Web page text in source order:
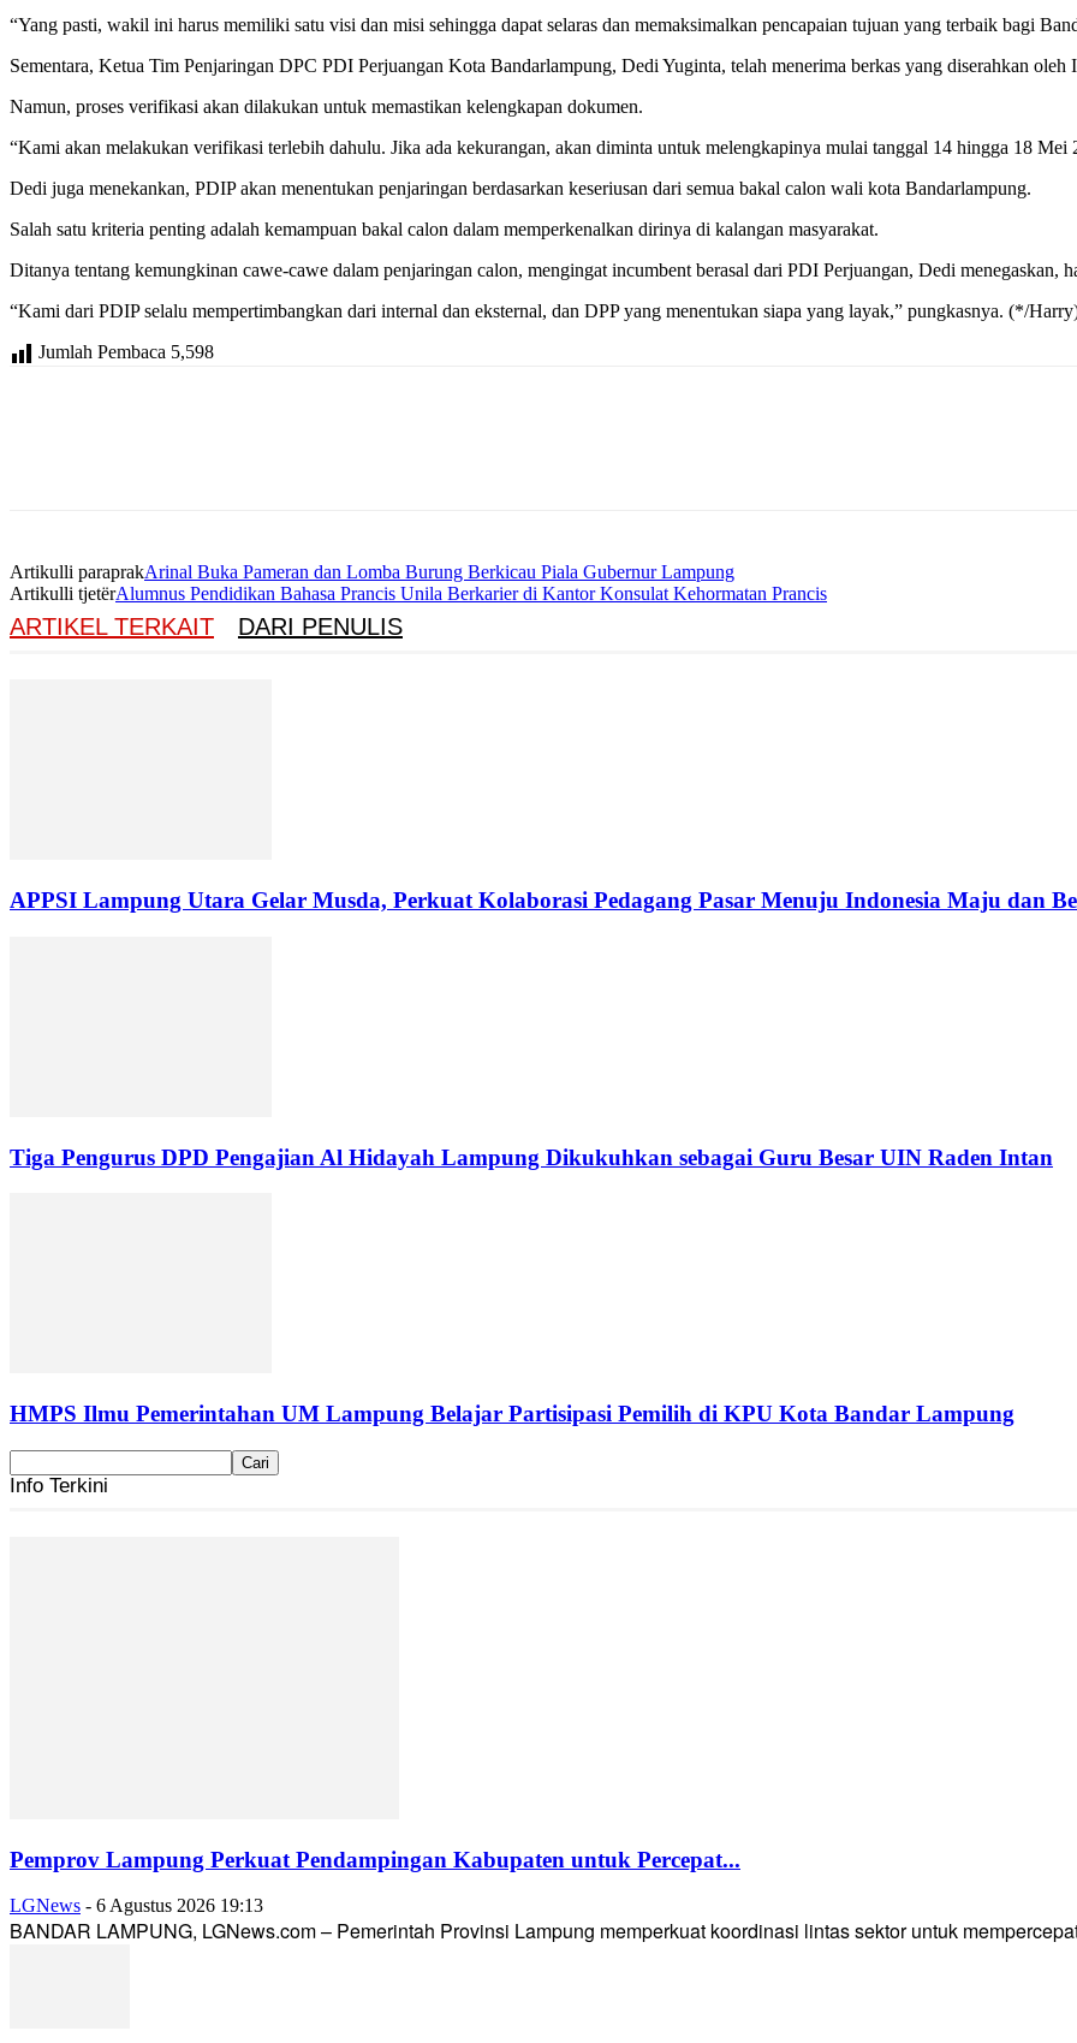
“Yang pasti, wakil ini harus memiliki satu visi dan misi sehingga dapat selaras dan memaksimalkan pencapaian tujuan yang terbaik bagi
Sementara, Ketua Tim Penjaringan DPC PDI Perjuangan Kota Bandarlampung, Dedi Yuginta, telah menerima berkas yang diserahkan oleh
Namun, proses verifikasi akan dilakukan untuk memastikan kelengkapan dokumen.
“Kami akan melakukan verifikasi terlebih dahulu. Jika ada kekurangan, akan diminta untuk melengkapinya mulai tanggal 14 hingga 18 Mei
Dedi juga menekankan, PDIP akan menentukan penjaringan berdasarkan keseriusan dari semua bakal calon wali kota Bandarlampung.
Salah satu kriteria penting adalah kemampuan bakal calon dalam memperkenalkan dirinya di kalangan masyarakat.
Ditanya tentang kemungkinan cawe-cawe dalam penjaringan calon, mengingat incumbent berasal dari PDI Perjuangan, Dedi menegaskan,
“Kami dari PDIP selalu mempertimbangkan dari internal dan eksternal, dan DPP yang menentukan siapa yang layak,” pungkasnya. (*/
Jumlah Pembaca 5,598
Artikulli paraprakArinal Buka Pameran dan Lomba Burung Berkicau Piala Gubernur Lampung
Artikulli tjetërAlumnus Pendidikan Bahasa Prancis Unila Berkarier di Kantor Konsulat Kehormatan Prancis
ARTIKEL TERKAIT DARI PENULIS
APPSI Lampung Utara Gelar Musda, Perkuat Kolaborasi Pedagang Pasar Menuju Indonesia Maju dan
Tiga Pengurus DPD Pengajian Al Hidayah Lampung Dikukuhkan sebagai Guru Besar UIN Raden Intan
HMPS Ilmu Pemerintahan UM Lampung Belajar Partisipasi Pemilih di KPU Kota Bandar Lampung
Info Terkini
Pemprov Lampung Perkuat Pendampingan Kabupaten untuk Percepat...
LGNews - 6 Agustus 2026 19:13
BANDAR LAMPUNG, LGNews.com – Pemerintah Provinsi Lampung memperkuat koordinasi lintas sektor untuk